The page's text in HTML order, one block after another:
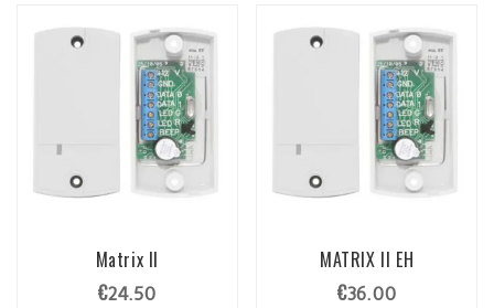
Matrix II
€24.50
MATRIX II EH
€36.00